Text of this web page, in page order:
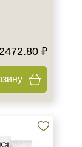
2472.80 ₽